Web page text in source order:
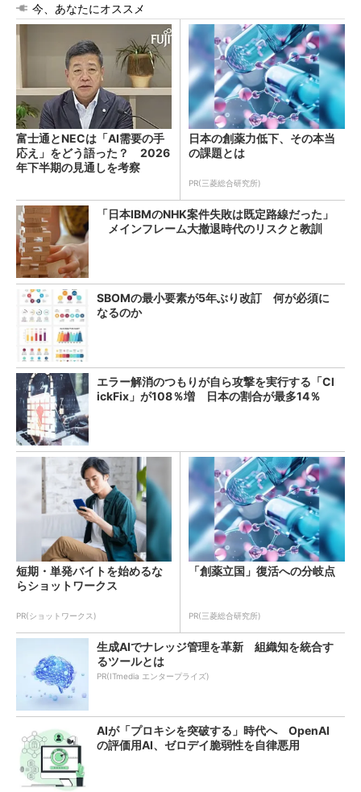
今、あなたにオススメ
富士通とNECは「AI需要の手
応え」をどう語った？ 2026
年下半期の見通しを考察
日本の創薬力低下、その本当
の課題とは
PR(三菱総合研究所)
「日本IBMのNHK案件失敗は既定路線だった」
メインフレーム大撤退時代のリスクと教訓
SBOMの最小要素が5年ぶり改訂 何が必須に
なるのか
エラー解消のつもりが自ら攻撃を実行する「Cl
ickFix」が108％増 日本の割合が最多14％
短期・単発バイトを始めるな
らショットワークス
PR(ショットワークス)
「創薬立国」復活への分岐点
PR(三菱総合研究所)
生成AIでナレッジ管理を革新 組織知を統合す
るツールとは
PR(ITmedia エンタープライズ)
AIが「プロキシを突破する」時代へ OpenAI
の評価用AI、ゼロデイ脆弱性を自律悪用